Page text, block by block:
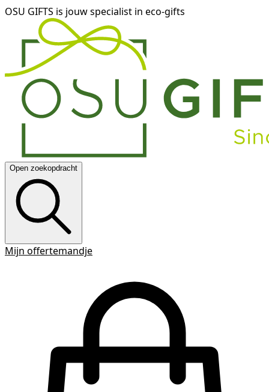
OSU GIFTS is jouw specialist in eco-gifts
Open zoekopdracht
Mijn offertemandje